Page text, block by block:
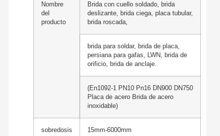
Nombre
del
producto
Brida con cuello soldado, brida
deslizante, brida ciega, placa tubular,
brida roscada,
brida para soldar, brida de placa,
persiana para gafas, LWN, brida de
orificio, brida de anclaje.
(En1092-1 PN10 Pn16 DN900 DN750
Placa de acero Brida de acero
inoxidable)
sobredosis 15mm-6000mm